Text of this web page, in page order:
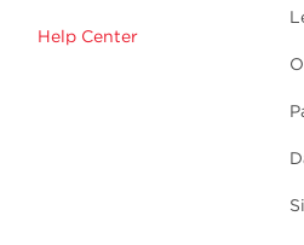
Help Center